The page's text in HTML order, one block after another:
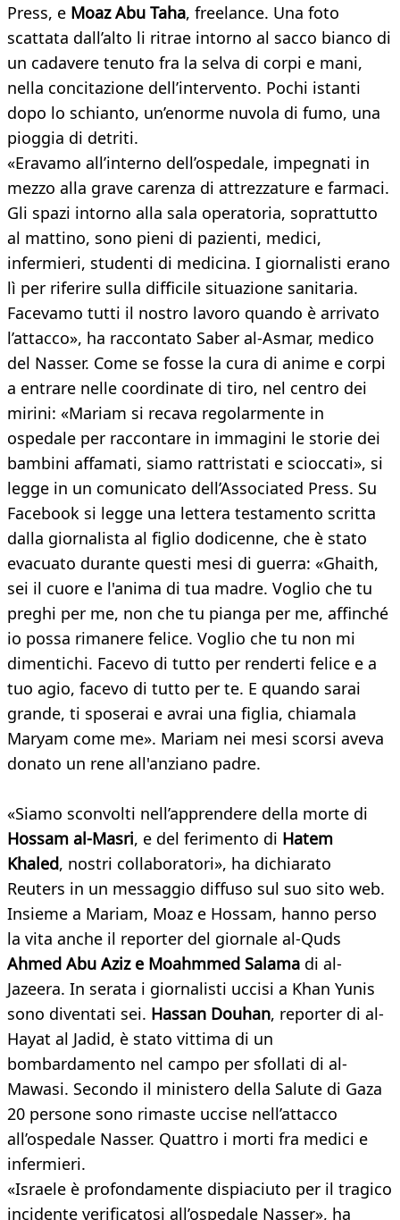
Press, e Moaz Abu Taha, freelance. Una foto
scattata dall’alto li ritrae intorno al sacco bianco di
un cadavere tenuto fra la selva di corpi e mani,
nella concitazione dell’intervento. Pochi istanti
dopo lo schianto, un’enorme nuvola di fumo, una
pioggia di detriti.
«Eravamo all’interno dell’ospedale, impegnati in
mezzo alla grave carenza di attrezzature e farmaci.
Gli spazi intorno alla sala operatoria, soprattutto
al mattino, sono pieni di pazienti, medici,
infermieri, studenti di medicina. I giornalisti erano
lì per riferire sulla difficile situazione sanitaria.
Facevamo tutti il nostro lavoro quando è arrivato
l’attacco», ha raccontato Saber al-Asmar, medico
del Nasser. Come se fosse la cura di anime e corpi
a entrare nelle coordinate di tiro, nel centro dei
mirini: «Mariam si recava regolarmente in
ospedale per raccontare in immagini le storie dei
bambini affamati, siamo rattristati e scioccati», si
legge in un comunicato dell’Associated Press. Su
Facebook si legge una lettera testamento scritta
dalla giornalista al figlio dodicenne, che è stato
evacuato durante questi mesi di guerra: «Ghaith,
sei il cuore e l'anima di tua madre. Voglio che tu
preghi per me, non che tu pianga per me, affinché
io possa rimanere felice. Voglio che tu non mi
dimentichi. Facevo di tutto per renderti felice e a
tuo agio, facevo di tutto per te. E quando sarai
grande, ti sposerai e avrai una figlia, chiamala
Maryam come me». Mariam nei mesi scorsi aveva
donato un rene all'anziano padre.
«Siamo sconvolti nell’apprendere della morte di
Hossam al-Masri, e del ferimento di Hatem
Khaled, nostri collaboratori», ha dichiarato
Reuters in un messaggio diffuso sul suo sito web.
Insieme a Mariam, Moaz e Hossam, hanno perso
la vita anche il reporter del giornale al-Quds
Ahmed Abu Aziz e Moahmmed Salama di al-
Jazeera. In serata i giornalisti uccisi a Khan Yunis
sono diventati sei. Hassan Douhan, reporter di al-
Hayat al Jadid, è stato vittima di un
bombardamento nel campo per sfollati di al-
Mawasi. Secondo il ministero della Salute di Gaza
20 persone sono rimaste uccise nell’attacco
all’ospedale Nasser. Quattro i morti fra medici e
infermieri.
«Israele è profondamente dispiaciuto per il tragico
incidente verificatosi all’ospedale Nasser», ha